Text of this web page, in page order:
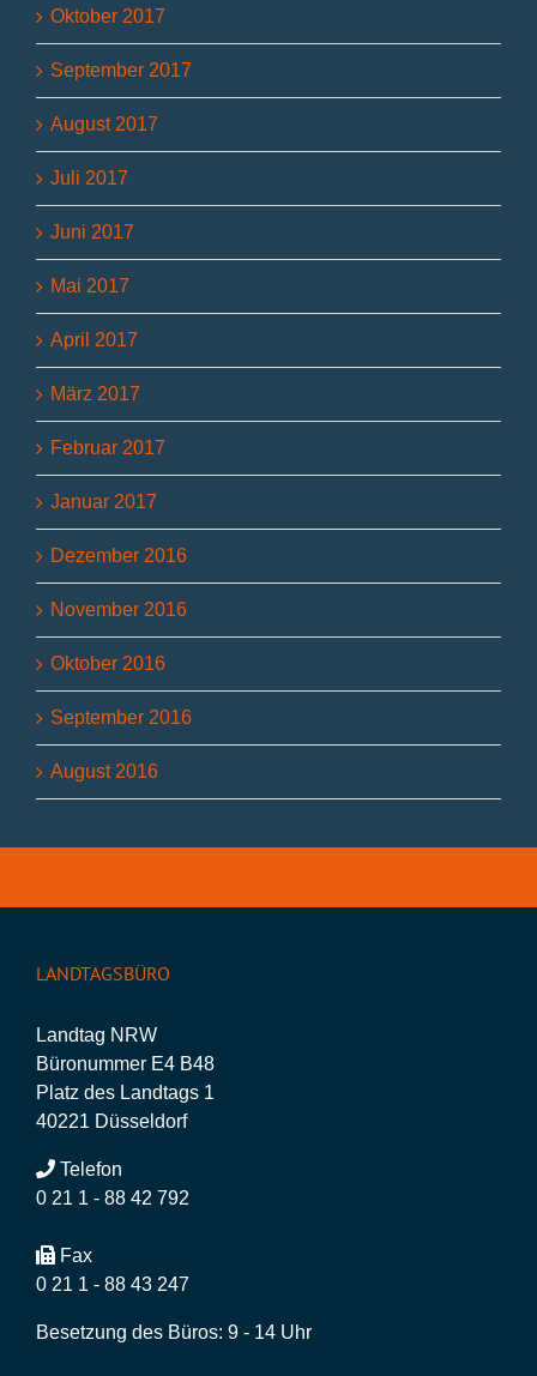
Oktober 2017
September 2017
August 2017
Juli 2017
Juni 2017
Mai 2017
April 2017
März 2017
Februar 2017
Januar 2017
Dezember 2016
November 2016
Oktober 2016
September 2016
August 2016
LANDTAGSBÜRO
Landtag NRW
Büronummer E4 B48
Platz des Landtags 1
40221 Düsseldorf
Telefon
0 21 1 - 88 42 792
Fax
0 21 1 - 88 43 247
Besetzung des Büros: 9 - 14 Uhr